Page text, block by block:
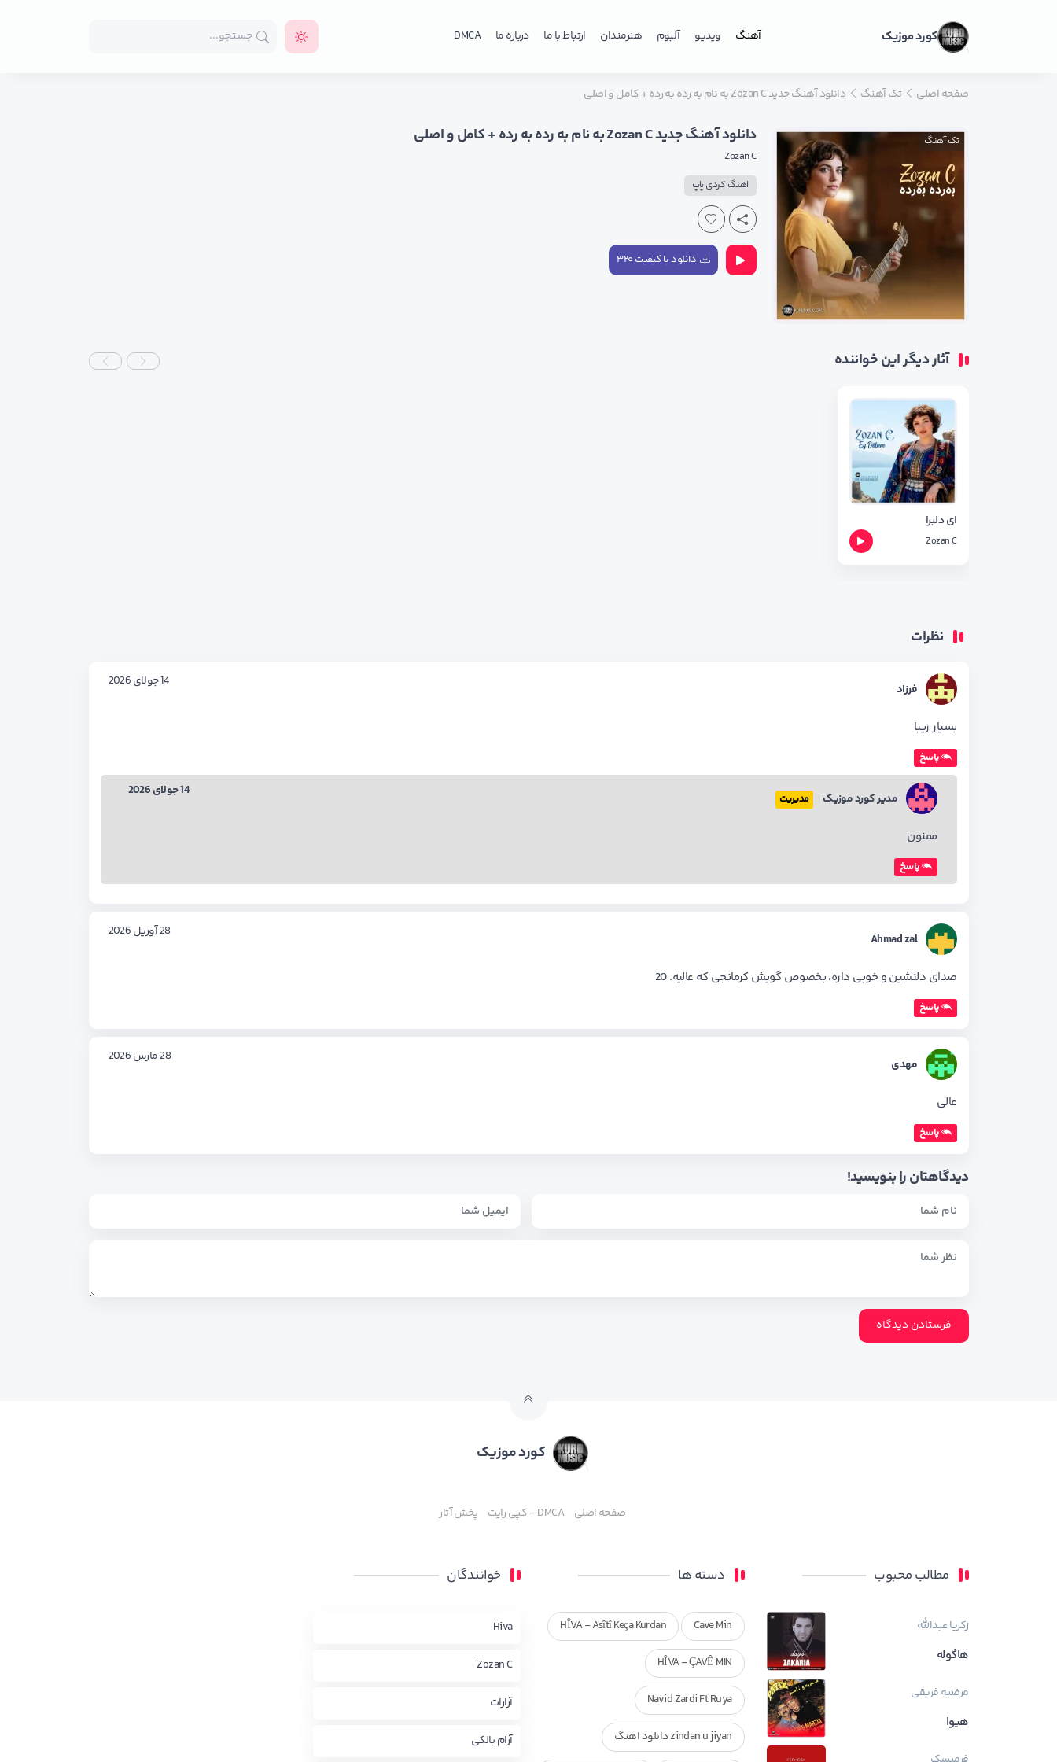
کورد موزیک آهنگ ویدیو آلبوم هنرمندان ارتباط با ما درباره ما DMCA
صفحه اصلی تک آهنگ دانلود آهنگ جدید Zozan C به نام به رده به رده + کامل و اصلی
تک آهنگ دانلود آهنگ جدید Zozan C به نام به رده به رده + کامل و اصلی
Zozan C
اهنگ کردی پاپ
دانلود با کیفیت ۳۲۰
آثار دیگر این خواننده
ای دلبرا
Zozan C
نظرات
فرزاد 14 جولای 2026
بسیار زیبا
پاسخ
مدیر کورد موزیک مدیریت 14 جولای 2026
ممنون
پاسخ
Ahmad zal 28 آوریل 2026
صدای دلنشین و خوبی داره، بخصوص گویش کرمانجی که عالیه. 20
پاسخ
مهدی 28 مارس 2026
عالی
پاسخ
دیدگاهتان را بنویسید!
کورد موزیک
صفحه اصلی DMCA – کپی رایت پخش آثار
مطالب محبوب
زکریا عبدالله
هاگوله
مرضیه فریقی
هیوا
دسته ها
Cave Min
HÎVA - Asîtî Keça Kurdan
HÎVA - ÇAVÊ MIN
Navid Zardi Ft Ruya
zindan u jiyan دانلود اهنگ
خوانندگان
Hiva
Zozan C
آرارات
آرام بالکی